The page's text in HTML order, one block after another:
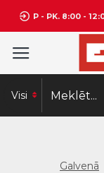
P - PK. 8:00 -
Visi
Galvenā